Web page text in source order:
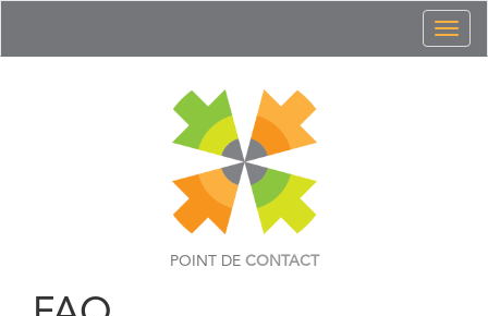
POINT DE CONTACT